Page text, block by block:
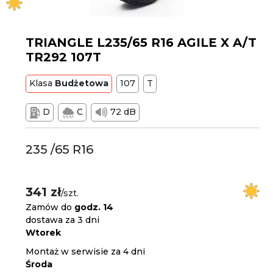
TRIANGLE L235/65 R16 AGILE X A/T
TR292 107T
Klasa Budżetowa 107 T
D C 72 dB
235 /65 R16
341 zł/szt.
Zamów do godz. 14
dostawa za 3 dni
Wtorek
Montaż w serwisie za 4 dni
Środa